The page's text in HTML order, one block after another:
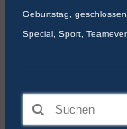
Geburtstag
Special Sport
Suchen
nach: